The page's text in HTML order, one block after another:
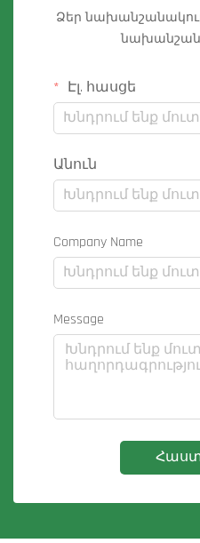
Ձեր
Էլ. հասցե
Անուն
Company Name
Message